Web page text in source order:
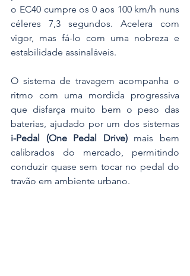
o EC40 cumpre os 0 aos 100 km/h nuns
céleres 7,3 segundos. Acelera com
vigor, mas fá-lo com uma nobreza e
estabilidade assinaláveis.
O sistema de travagem acompanha o
ritmo com uma mordida progressiva
que disfarça muito bem o peso das
i-Pedal (One Pedal Drive) mais bem
calibrados do mercado, permitindo
conduzir quase sem tocar no pedal do
travão em ambiente urbano.